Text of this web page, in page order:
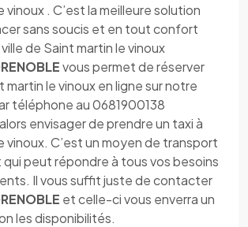
vinoux . C’est la meilleure solution
sans soucis et en tout confort
de Saint martin le vinoux
vous permet de réserver
martin le vinoux en ligne sur notre
téléphone au 0681900138
envisager de prendre un taxi à
vinoux. C’est un moyen de transport
peut répondre à tous vos besoins
Il vous suffit juste de contacter
et celle-ci vous enverra un
les disponibilités.